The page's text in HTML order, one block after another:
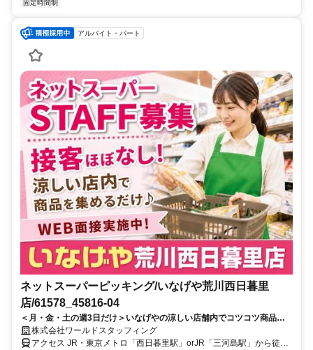
固定時間制
アルバイト・パート
ネットスーパーピッキング/いなげや荒川西日暮里
店/61578_45816-04
＜月・金・土の週3日だけ＞いなげやの涼しい店舗内でコツコツ商品集
め♪15時終わりで家庭とも両立しやすい！
株式会社ワールドスタッフィング
アクセス JR・東京メトロ「西日暮里駅」orJR「三河島駅」から徒歩